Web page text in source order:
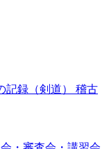
記録（剣道） 稽古